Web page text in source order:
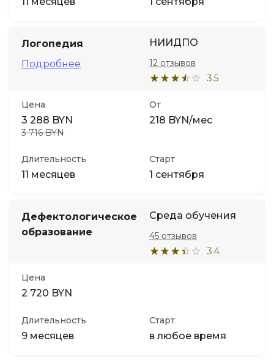
Логопедия
Подробнее
НИИДПО
3.5
12 отзывов
Цена
3 288 BYN
3 716 BYN
От
218 BYN/мес
Длительность
11 месяцев
Старт
1 сентября
Дефектологическое
образование
Среда обучения
3.4
45 отзывов
Цена
2 720 BYN
Длительность
9 месяцев
Старт
в любое время